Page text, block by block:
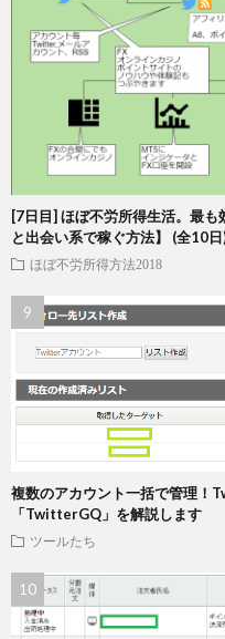
[7日目] ほぼ不労所得生活。最
と出会い系で稼ぐ方法】 (全10
ほぼ不労所得方法2018
複数のアカウント一括で管理！
「TwitterGQ」を解説します
ツールたち